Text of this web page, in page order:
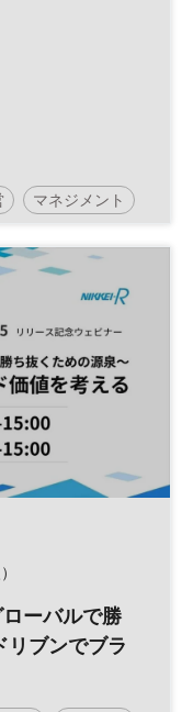
マネジメント
活動 ベンチャー
ーバルで勝
リブンでブラ